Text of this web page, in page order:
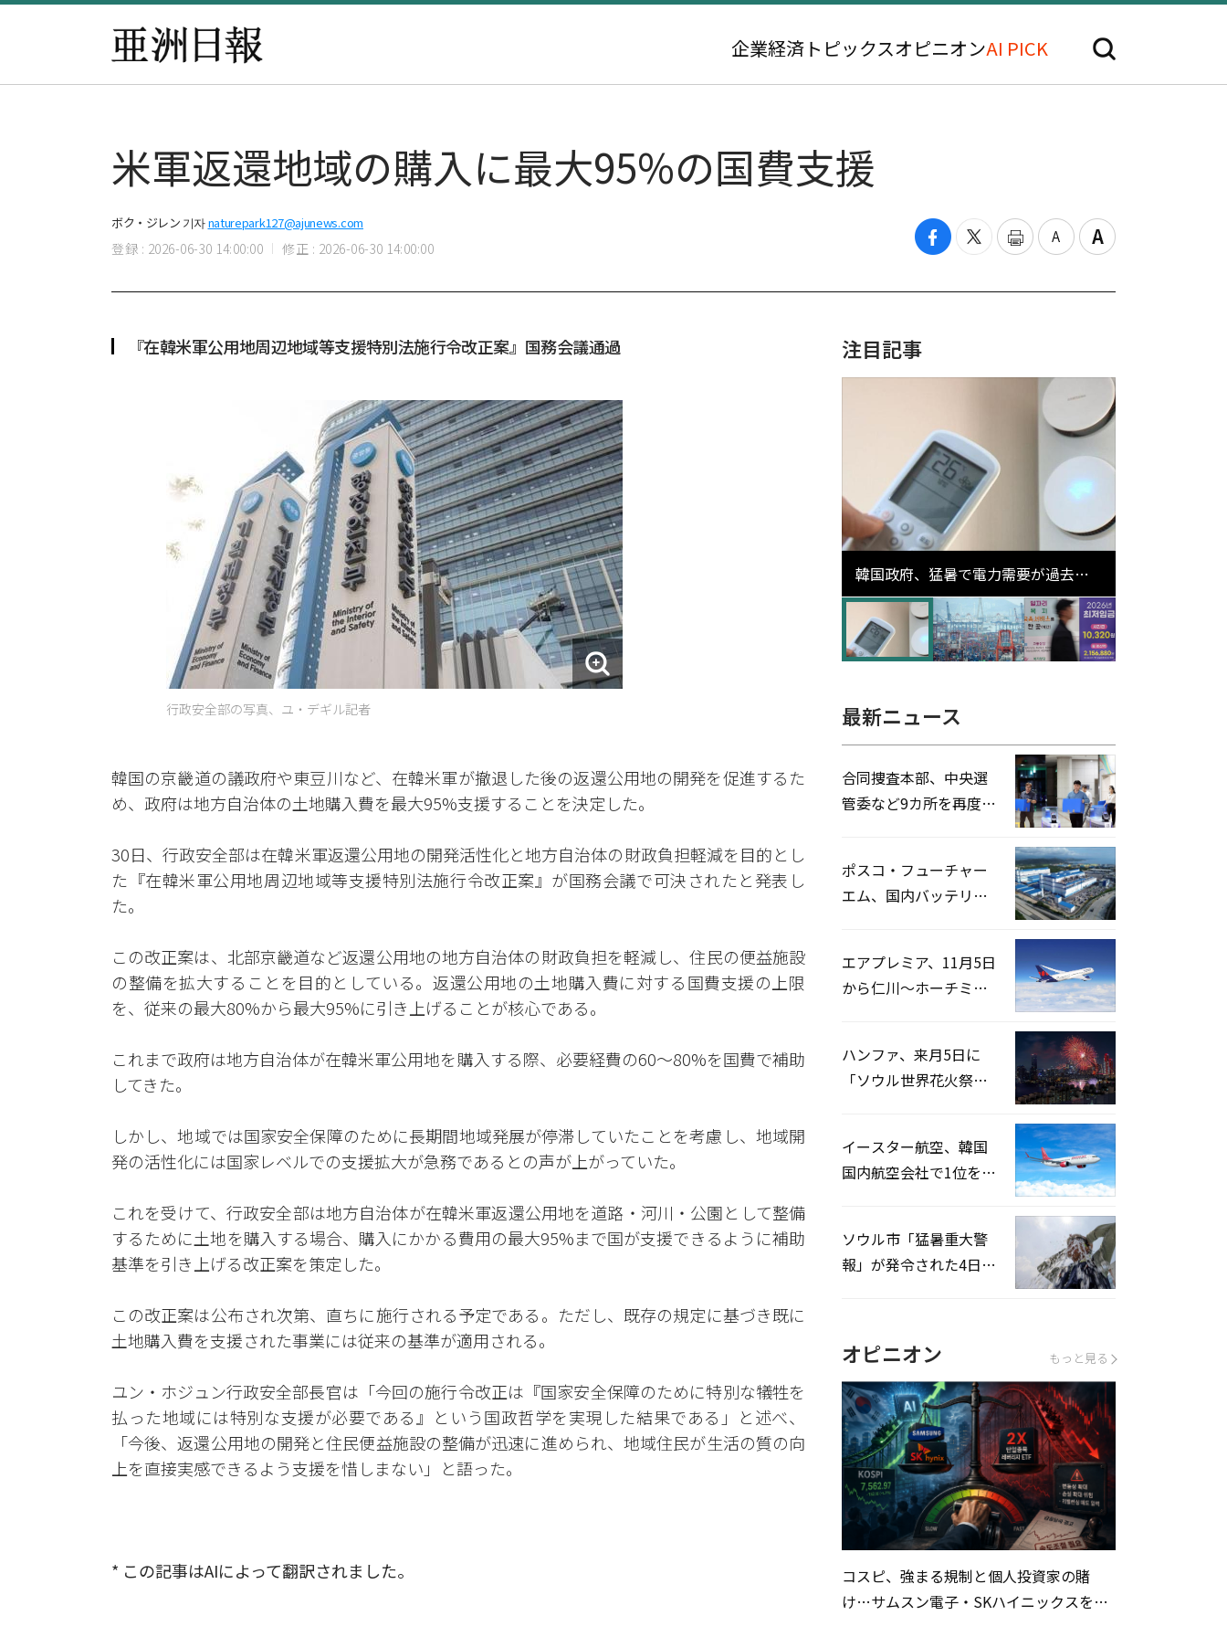
企業経済 トピックスオピニオンAI PICK
米軍返還地域の購入に最大95%の国費支援
ボク・ジレン 기자naturepark127@ajunews.com
登録 : 2026-06-30 14:00:00 修正 : 2026-06-30 14:00:00
『在韓米軍公用地周辺地域等支援特別法施行令改正案』国務会議通過
行政安全部の写真、ユ・デギル記者
韓国の京畿道の議政府や東豆川など、在韓米軍が撤退した後の返還公用地の開発を促進するた
め、政府は地方自治体の土地購入費を最大95%支援することを決定した。
30日、行政安全部は在韓米軍返還公用地の開発活性化と地方自治体の財政負担軽減を目的とし
た『在韓米軍公用地周辺地域等支援特別法施行令改正案』が国務会議で可決されたと発表し
た。
この改正案は、北部京畿道など返還公用地の地方自治体の財政負担を軽減し、住民の便益施設
の整備を拡大することを目的としている。返還公用地の土地購入費に対する国費支援の上限
を、従来の最大80%から最大95%に引き上げることが核心である。
これまで政府は地方自治体が在韓米軍公用地を購入する際、必要経費の60〜80%を国費で補助
してきた。
しかし、地域では国家安全保障のために長期間地域発展が停滞していたことを考慮し、地域開
発の活性化には国家レベルでの支援拡大が急務であるとの声が上がっていた。
これを受けて、行政安全部は地方自治体が在韓米軍返還公用地を道路・河川・公園として整備
するために土地を購入する場合、購入にかかる費用の最大95%まで国が支援できるように補助
基準を引き上げる改正案を策定した。
この改正案は公布され次第、直ちに施行される予定である。ただし、既存の規定に基づき既に
土地購入費を支援された事業には従来の基準が適用される。
ユン・ホジュン行政安全部長官は「今回の施行令改正は『国家安全保障のために特別な犠牲を
払った地域には特別な支援が必要である』という国政哲学を実現した結果である」と述べ、
「今後、返還公用地の開発と住民便益施設の整備が迅速に進められ、地域住民が生活の質の向
上を直接実感できるよう支援を惜しまない」と語った。
* この記事はAIによって翻訳されました。
注目記事
韓国政府、猛暑で電力需要が過去最
高更新の可能性に需給対応体制を点
検
最新ニュース
合同捜査本部、中央選
管委など9カ所を再度家
ポスコ・フューチャー
エム、国内バッテリー
エアプレミア、11月5日
から仁川〜ホーチミン
ハンファ、来月5日に
「ソウル世界花火祭り
イースター航空、韓国
国内航空会社で1位を記
ソウル市「猛暑重大警
報」が発令された4日、
オピニオン もっと見る
コスピ、強まる規制と個人投資家の賭
け…サムスン電子・SKハイニックスを巡